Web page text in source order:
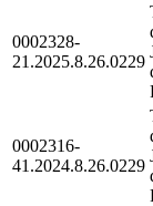
0002328-
21.2025.8.26.0229
0002316-
41.2024.8.26.0229